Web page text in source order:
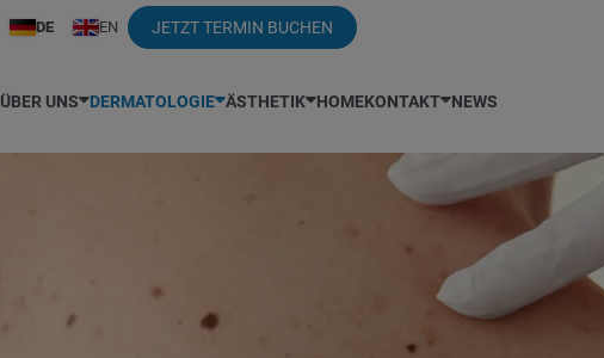
DE EN JETZT TERMIN BUCHEN
ÜBER UNS
Prof. Dr. Rzany
Dr. Spiegelfeld
DERMATOLOGIE
Hyperhidrose
Infusion Vitamin C
Nesselsucht / Urtikaria
Neurodermitis
Periorale Dermatitis
Pityriasis versicolor
PrEP Sprechstunde
ÄSTHETIK HOMEKONTAKT
Kontakt
Anreise
Öffnungszeiten
Kontaktformular
NEWS